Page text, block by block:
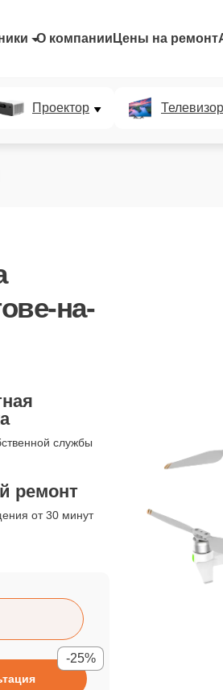
О компании Цены на ремонт
Проектор Телевизор
на-
службы
ремонт
от 30 минут
-25%